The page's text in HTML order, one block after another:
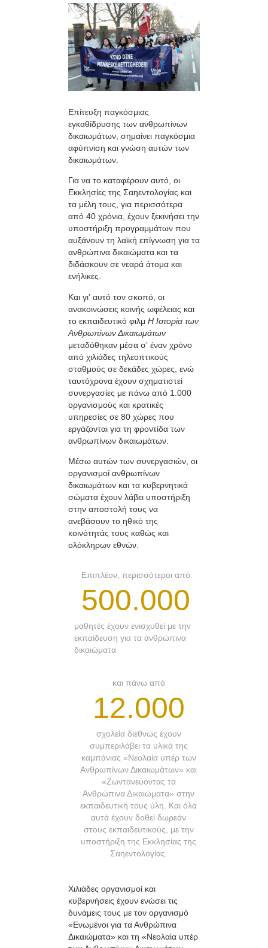
Επίτευξη παγκόσμιας
εγκαθίδρυσης των ανθρωπίνων
δικαιωμάτων, σημαίνει παγκόσμια
αφύπνιση και γνώση αυτών των
δικαιωμάτων.
Για να το καταφέρουν αυτό, οι
Εκκλησίες της Σαηεντολογίας και
τα μέλη τους, για περισσότερα
από 40 χρόνια, έχουν ξεκινήσει την
υποστήριξη προγραμμάτων που
αυξάνουν τη λαϊκή επίγνωση για τα
ανθρώπινα δικαιώματα και τα
διδάσκουν σε νεαρά άτομα και
ενήλικες.
Και γι’ αυτό τον σκοπό, οι
ανακοινώσεις κοινής ωφέλειας και
το εκπαιδευτικό φιλμ Η Ιστορία των
Ανθρωπίνων Δικαιωμάτων
μεταδόθηκαν μέσα σ’ έναν χρόνο
από χιλιάδες τηλεοπτικούς
σταθμούς σε δεκάδες χώρες, ενώ
ταυτόχρονα έχουν σχηματιστεί
συνεργασίες με πάνω από 1.000
οργανισμούς και κρατικές
υπηρεσίες σε 80 χώρες που
εργάζονται για τη φροντίδα των
ανθρωπίνων δικαιωμάτων.
Μέσω αυτών των συνεργασιών, οι
οργανισμοί ανθρωπίνων
δικαιωμάτων και τα κυβερνητικά
σώματα έχουν λάβει υποστήριξη
στην αποστολή τους να
ανεβάσουν το ηθικό της
κοινότητάς τους καθώς και
ολόκληρων εθνών.
Επιπλέον, περισσότεροι από
500.000
μαθητές έχουν ενισχυθεί με την
εκπαίδευση για τα ανθρώπινα
δικαιώματα
και πάνω από
12.000
σχολεία διεθνώς έχουν
συμπεριλάβει τα υλικά της
καμπάνιας «Νεολαία υπέρ των
Ανθρωπίνων Δικαιωμάτων» και
«Ζωντανεύοντας τα
Ανθρώπινα Δικαιώματα» στην
εκπαιδευτική τους ύλη. Και όλα
αυτά έχουν δοθεί δωρεάν
στους εκπαιδευτικούς, με την
υποστήριξη της Εκκλησίας της
Σαηεντολογίας.
Χιλιάδες οργανισμοί και
κυβερνήσεις έχουν ενώσει τις
δυνάμεις τους με τον οργανισμό
«Ενωμένοι για τα Ανθρώπινα
Δικαιώματα» και τη «Νεολαία υπέρ